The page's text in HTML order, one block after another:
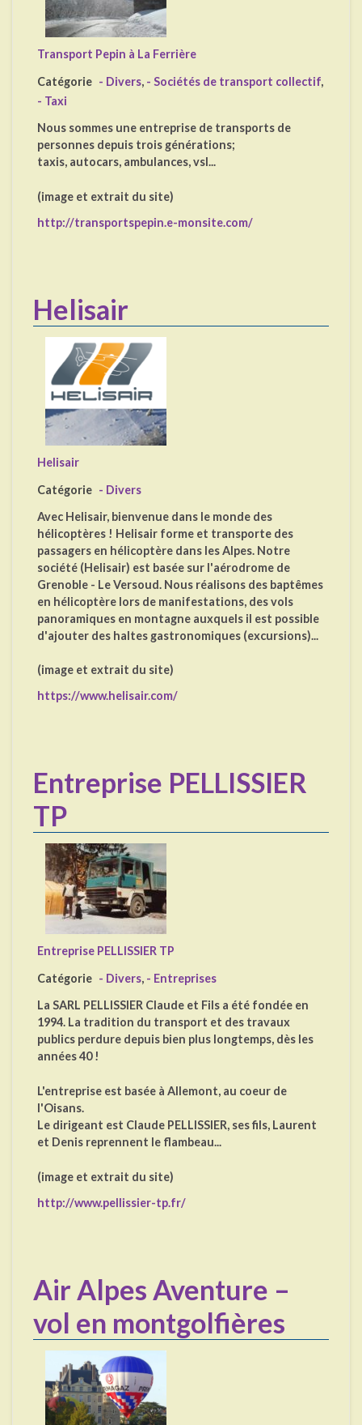
Transport Pepin à La Ferrière
Catégorie - Divers, - Sociétés de transport collectif,
- Taxi
Nous sommes une entreprise de transports de
personnes depuis trois générations;
taxis, autocars, ambulances, vsl...
(image et extrait du site)
http://transportspepin.e-monsite.com/
Helisair
Helisair
Catégorie - Divers
Avec Helisair, bienvenue dans le monde des
hélicoptères ! Helisair forme et transporte des
passagers en hélicoptère dans les Alpes. Notre
société (Helisair) est basée sur l'aérodrome de
Grenoble - Le Versoud. Nous réalisons des baptêmes
en hélicoptère lors de manifestations, des vols
panoramiques en montagne auxquels il est possible
d'ajouter des haltes gastronomiques (excursions)...
(image et extrait du site)
https://www.helisair.com/
Entreprise PELLISSIER
TP
Entreprise PELLISSIER TP
Catégorie - Divers, - Entreprises
La SARL PELLISSIER Claude et Fils a été fondée en
1994. La tradition du transport et des travaux
publics perdure depuis bien plus longtemps, dès les
années 40 !
L'entreprise est basée à Allemont, au coeur de
l'Oisans.
Le dirigeant est Claude PELLISSIER, ses fils, Laurent
et Denis reprennent le flambeau...
(image et extrait du site)
http://www.pellissier-tp.fr/
Air Alpes Aventure –
vol en montgolfières